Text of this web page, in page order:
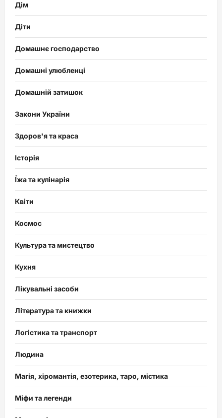
Дім
Діти
Домашнє господарство
Домашні улюбленці
Домашній затишок
Закони України
Здоров'я та краса
Історія
Їжа та кулінарія
Квіти
Космос
Культура та мистецтво
Кухня
Лікувальні засоби
Література та книжки
Логістика та транспорт
Людина
Магія, хіромантія, езотерика, таро, містика
Міфи та легенди